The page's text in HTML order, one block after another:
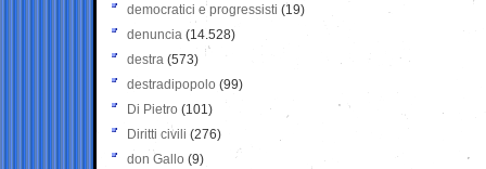
democratici e progressisti (19)
denuncia (14.528)
destra (573)
destradipopolo (99)
Di Pietro (101)
Diritti civili (276)
don Gallo (9)